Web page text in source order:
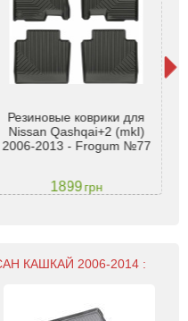
Резиновые коврики для
Nissan Qashqai+2 (mkI)
2006-2013 - Frogum №77
1899грн
КАШКАЙ 2006-2014 :